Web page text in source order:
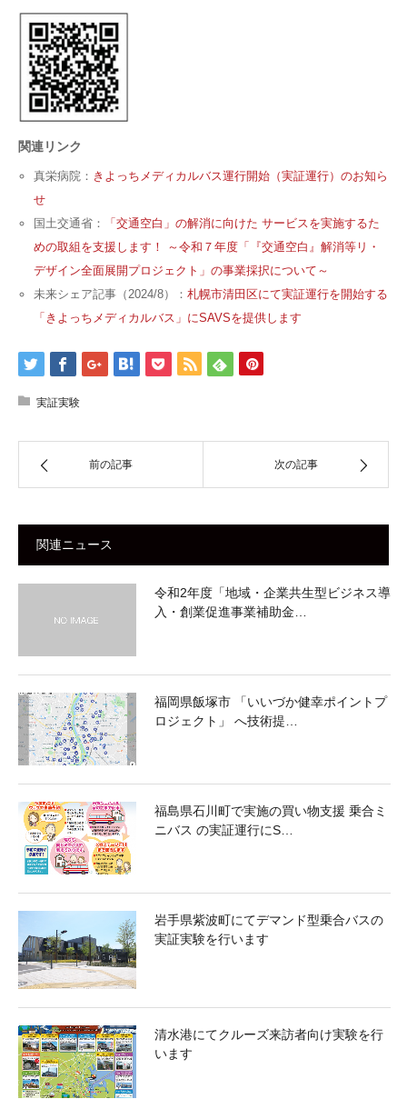
関連リンク
真栄病院： きよっちメディカルバス運行開始（実証運行）のお知ら
せ
国土交通省：
「交通空白」の解消に向けた サービスを実施するた
めの取組を支援します！ ～令和７年度「『交通空白』解消等リ・
デザイン全面展開プロジェクト」の事業採択について～
未来シェア記事（2024/8）： 札幌市清田区にて実証運行を開始する
「きよっちメディカルバス」にSAVSを提供します
実証実験
前の記事 次の記事
関連ニュース
令和2年度「地域・企業共生型ビジネス導
入・創業促進事業補助金…
福岡県飯塚市 「いいづか健幸ポイントプ
ロジェクト」 へ技術提…
福島県石川町で実施の買い物支援 乗合ミ
ニバス の実証運行にS…
岩手県紫波町にてデマンド型乗合バスの
実証実験を行います
清水港にてクルーズ来訪者向け実験を行
います